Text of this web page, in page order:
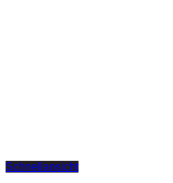
Schnellansicht